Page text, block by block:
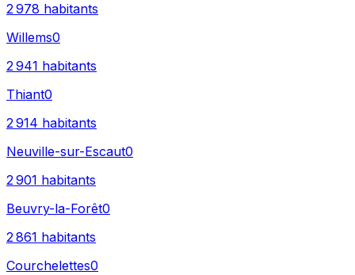
2 978 habitants
Willems0
2 941 habitants
Thiant0
2 914 habitants
Neuville-sur-Escaut0
2 901 habitants
Beuvry-la-Forêt0
2 861 habitants
Courchelettes0